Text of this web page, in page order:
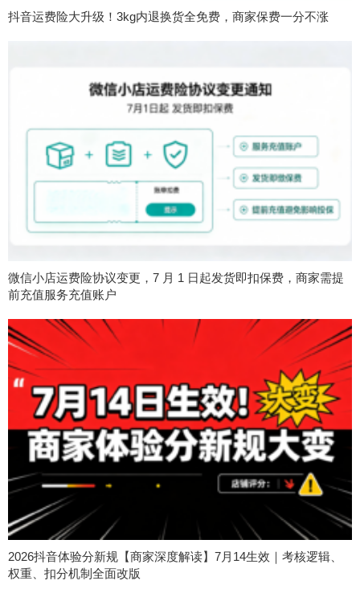
抖音运费险大升级！3kg内退换货全免费，商家保费一分不涨
微信小店运费险协议变更，7 月 1 日起发货即扣保费，商家需提
前充值服务充值账户
2026抖音体验分新规【商家深度解读】7月14生效｜考核逻辑、
权重、扣分机制全面改版